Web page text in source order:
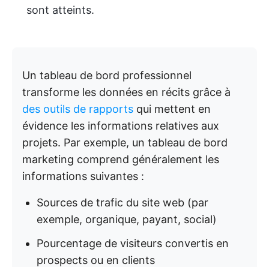
sont atteints.
Un tableau de bord professionnel
transforme les données en récits grâce à
des outils de rapports qui mettent en
évidence les informations relatives aux
projets. Par exemple, un tableau de bord
marketing comprend généralement les
informations suivantes :
Sources de trafic du site web (par
exemple, organique, payant, social)
Pourcentage de visiteurs convertis en
prospects ou en clients